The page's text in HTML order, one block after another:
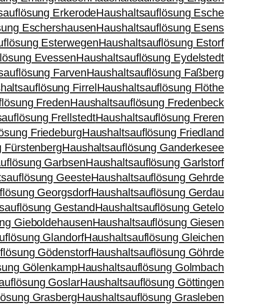
ErkerodeHaushaltsauflösung Esche
EschershausenHaushaltsauflösung Esens
EsterwegenHaushaltsauflösung Estorf
EvessenHaushaltsauflösung Eydelstedt
FarvenHaushaltsauflösung Faßberg
FirrelHaushaltsauflösung Flöthe
FredenHaushaltsauflösung Fredenbeck
FrellstedtHaushaltsauflösung Freren
FriedeburgHaushaltsauflösung Friedland
FürstenbergHaushaltsauflösung Ganderkesee
GarbsenHaushaltsauflösung Garlstorf
GeesteHaushaltsauflösung Gehrde
GeorgsdorfHaushaltsauflösung Gerdau
GestandHaushaltsauflösung Getelo
GieboldehausenHaushaltsauflösung Giesen
GlandorfHaushaltsauflösung Gleichen
GödenstorfHaushaltsauflösung Göhrde
GölenkampHaushaltsauflösung Golmbach
GoslarHaushaltsauflösung Göttingen
GrasbergHaushaltsauflösung Grasleben